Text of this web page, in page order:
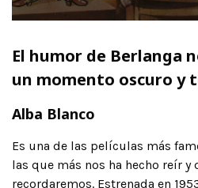
El humor de Berlanga
un momento oscuro y
Alba Blanco
Es una de las películas más
las que más nos ha hecho reír y
recordaremos. Estrenada en